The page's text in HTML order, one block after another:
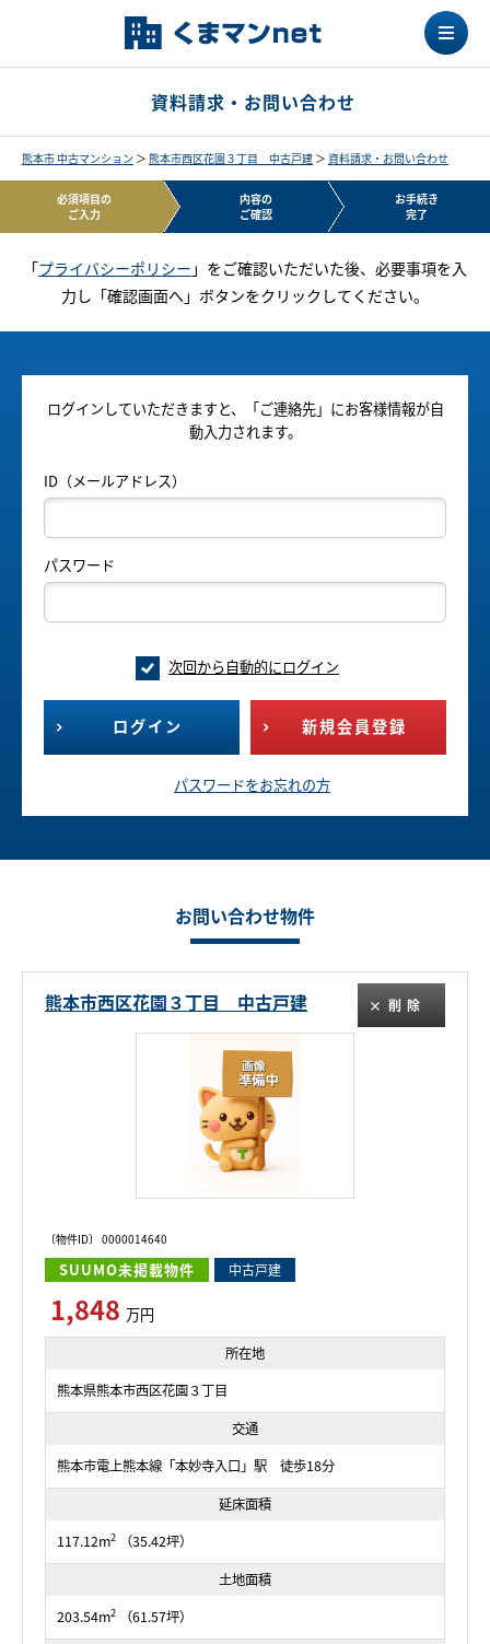
資料請求・お問い合わせ
熊本市 中古マンション ＞ 熊本市西区花園３丁目 中古戸建 ＞ 資料請求・お問い合わせ
必須項目の
ご入力
内容の
ご確認
お手続き
完了
「プライバシーポリシー 」をご確認いただいた後、必要事項を入
力し「確認画面へ」ボタンをクリックしてください。
ログインしていただきますと、「ご連絡先」にお客様情報が自
動入力されます。
ID（メールアドレス）
パスワード
次回から自動的にログイン
ログイン 新規会員登録
パスワードをお忘れの方
お問い合わせ物件
熊本市西区花園３丁目 中古戸建 削除
〔物件ID〕 0000014640
SUUMO未掲載物件 中古戸建
1,848 万円
所在地
熊本県熊本市西区花園３丁目
交通
熊本市電上熊本線「本妙寺入口」駅 徒歩18分
延床面積
117.12m2
（35.42坪）
土地面積
203.54m2
（61.57坪）